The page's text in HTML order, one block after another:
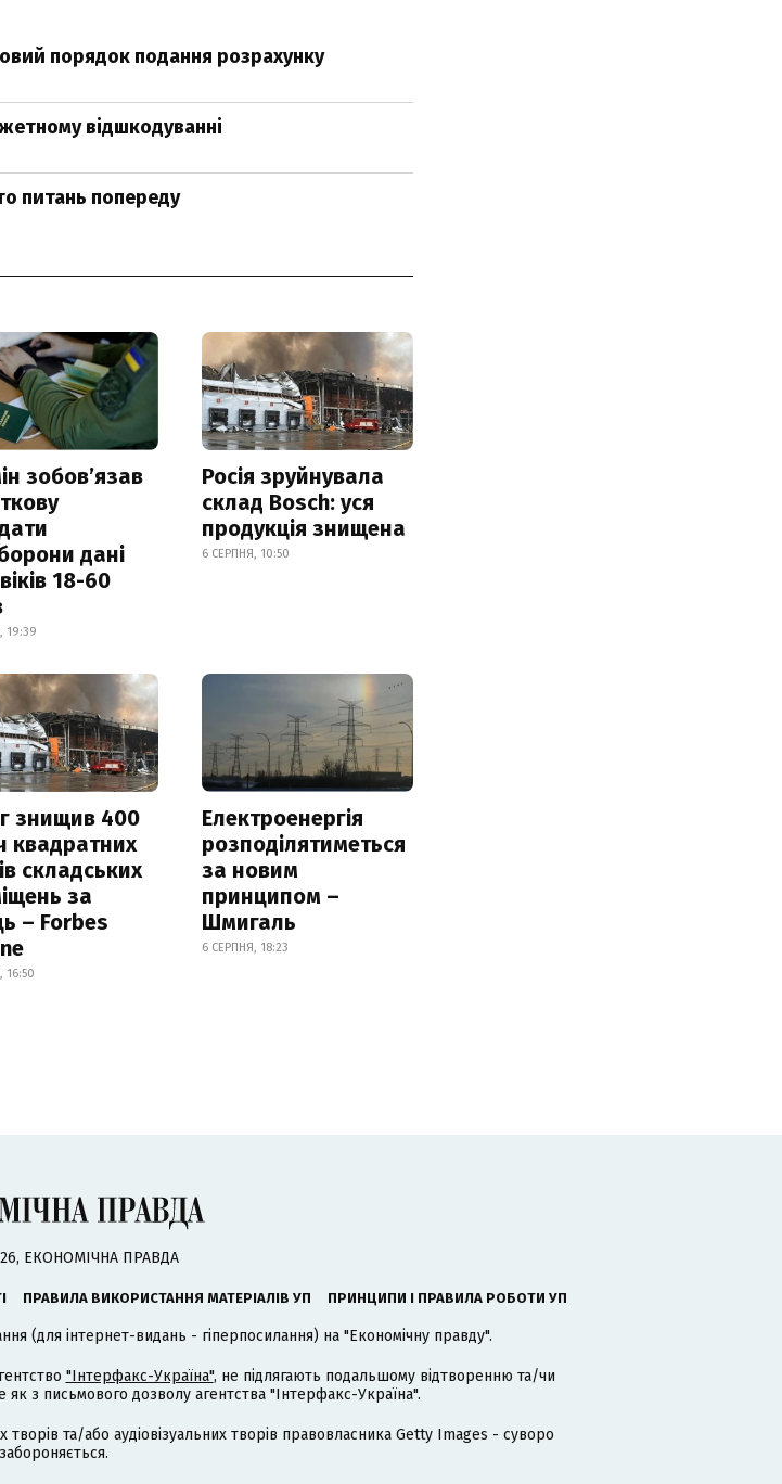
порядок подання розрахунку
відшкодуванні
питань попереду
зобовʼязав
дані
18-60
19:39
Росія зруйнувала
склад Bosch: уся
продукція знищена
6 СЕРПНЯ, 10:50
знищив 400
квадратних
складських
за
– Forbes
16:50
Електроенергія
розподілятиметься
за новим
принципом –
Шмигаль
6 СЕРПНЯ, 18:23
ЕКОНОМІЧНА ПРАВДА
ПРАВИЛА ВИКОРИСТАННЯ МАТЕРІАЛІВ УП ПРИНЦИПИ І ПРАВИЛА РОБОТИ УП
(для інтернет-видань - гіперпосилання) на "Економічну правду".
"Інтерфакс-Україна", не підлягають подальшому відтворенню та/чи
з письмового дозволу агентства "Інтерфакс-Україна".
та/або аудіовізуальних творів правовласника Getty Images - суворо
забороняється.